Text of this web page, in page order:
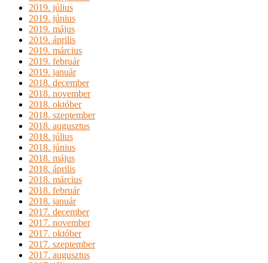
2019. július
2019. június
2019. május
2019. április
2019. március
2019. február
2019. január
2018. december
2018. november
2018. október
2018. szeptember
2018. augusztus
2018. július
2018. június
2018. május
2018. április
2018. március
2018. február
2018. január
2017. december
2017. november
2017. október
2017. szeptember
2017. augusztus